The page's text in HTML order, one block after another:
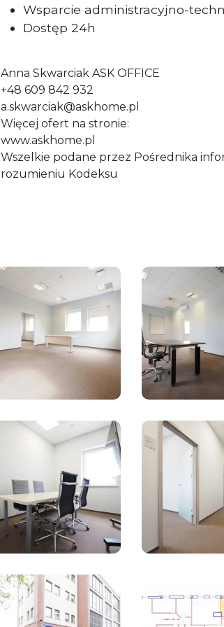
Wsparcie administracyjno-
Dostęp 24h
Anna Skwarciak ASK OFFICE
+48 609 842 932
a.skwarciak@askhome.pl
Więcej ofert na stronie:
www.askhome.pl
Wszelkie podane przez Pośrednika
rozumieniu Kodeksu